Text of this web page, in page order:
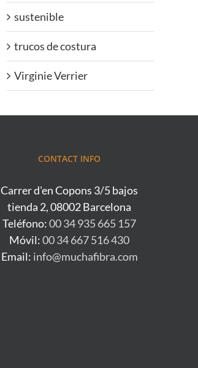
sustenible
trucos de costura
Virginie Verrier
CONTACT INFO
Carrer d'en Copons 3/5 bajos
tienda 2, 08002 Barcelona
Teléfono:00 34 935 665 157
Móvil:00 34 667 516 430
Email: info@muchafibra.com